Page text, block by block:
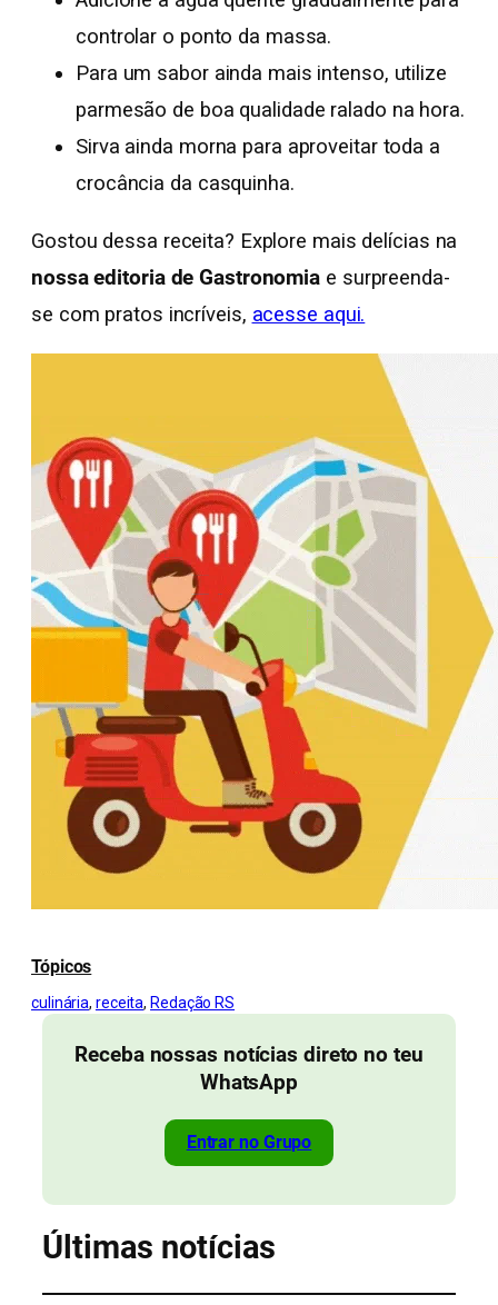
controlar o ponto da massa.
Para um sabor ainda mais intenso, utilize
parmesão de boa qualidade ralado na hora.
Sirva ainda morna para aproveitar toda a
crocância da casquinha.
Gostou dessa receita? Explore mais delícias na
nossa editoria de Gastronomia e surpreenda-
se com pratos incríveis, acesse aqui.
Tópicos
culinária, receita, Redação RS
Receba nossas notícias direto no teu
WhatsApp
Entrar no Grupo
Últimas notícias